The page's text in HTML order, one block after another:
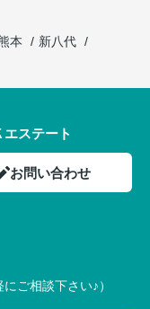
本
新八代
ステート
お問い合わせ
ご相談下さい♪）